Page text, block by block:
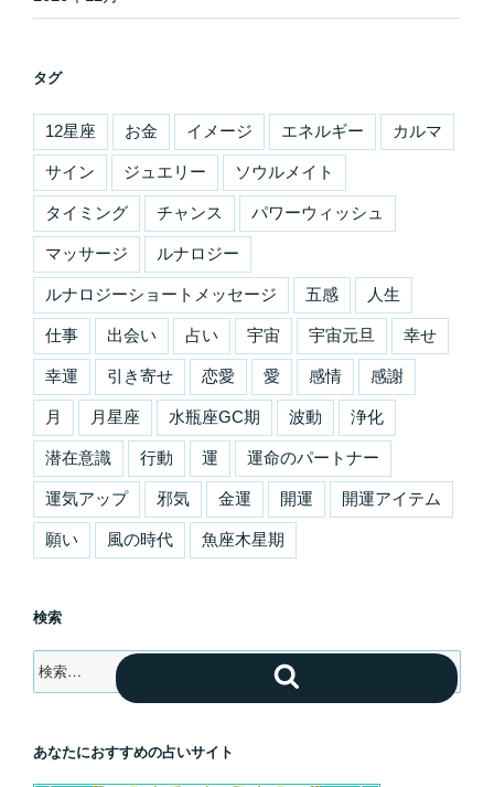
タグ
12星座 お金 イメージ エネルギー カルマ
サイン ジュエリー ソウルメイト
タイミング チャンス パワーウィッシュ
マッサージ ルナロジー
ルナロジーショートメッセージ 五感 人生
仕事 出会い 占い 宇宙 宇宙元旦 幸せ
幸運 引き寄せ 恋愛 愛 感情 感謝
月 月星座 水瓶座GC期 波動 浄化
潜在意識 行動 運 運命のパートナー
運気アップ 邪気 金運 開運 開運アイテム
願い 風の時代 魚座木星期
検索
検
索:
索
あなたにおすすめの占いサイト